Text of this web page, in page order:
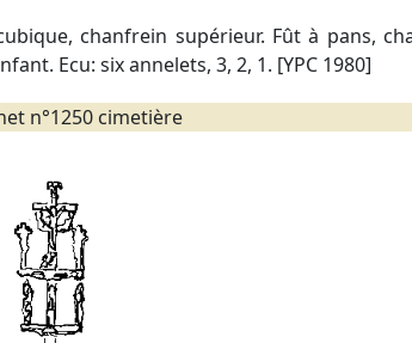
chanfrein supérieur. Fût à pans,
Ecu: six annelets, 3, 2, 1. [YPC 1980]
n°1250 cimetière